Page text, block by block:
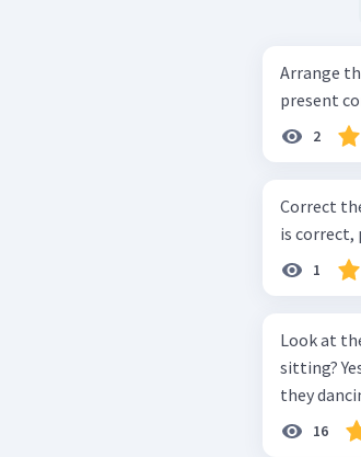
Arrange
2
Correct
1
Look at the
sitting?
they
16